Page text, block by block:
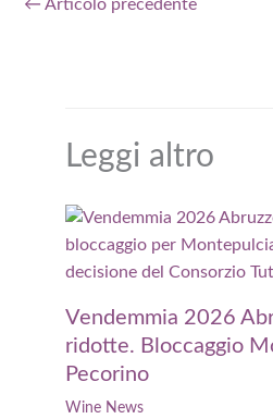
← Articolo precedente
Leggi altro
Vendemmia 2026
ridotte. Bloccaggio
Pecorino
Wine News